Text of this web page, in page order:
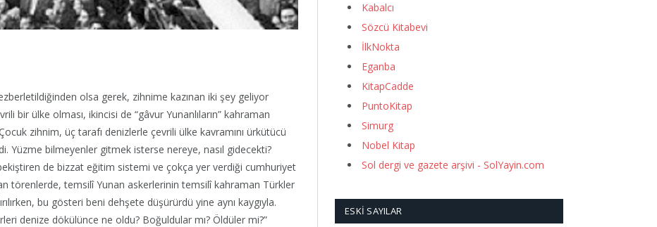
olsa gerek, zihnime kazınan iki şey geliyor
bir ülke olması, ikincisi de “gâvur Yunanlıların” kahraman
zihnim, üç tarafı denizlerle çevrili ülke kavramını ürkütücü
Yüzme bilmeyenler gitmek isterse nereye, nasıl gidecekti?
de bizzat eğitim sistemi ve çokça yer verdiği cumhuriyet
törenlerde, temsilî Yunan askerlerinin temsilî kahraman Türkler
bu gösteri beni dehşete düşürürdü yine aynı kaygıyla.
denize dökülünce ne oldu? Boğuldular mı? Öldüler mi?”
Kabalcı
Sözcü Kitabevi
İlkNokta
Eganba
KitapCadde
PuntoKitap
Simurg
Nobel Kitap
Sol dergi ve gazete arşivi - SolYayin.com
ESKI SAYILAR